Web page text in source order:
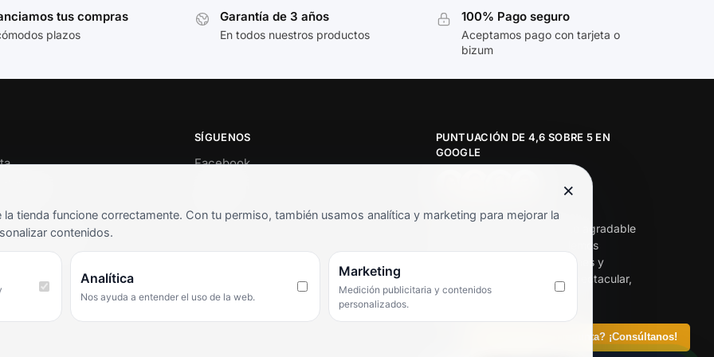
¿Tienes alguna pregunta? ¡Consúltanos!
tus compras
plazos
Garantía de 3 años
En todos nuestros productos
100% Pago seguro
Aceptamos pago con tarjeta o
bizum
cliente
y condiciones
frecuentes
SÍGUENOS
Facebook
PUNTUACIÓN DE 4,6 SOBRE 5 EN
GOOGLE
★★★★★
«Servicio de calidad y trato agradable
con precios excelentes. Hemos
comprado en varias ocasiones y
siempre dan respuesta. Espectacular,
servicio de 10.»
×
tienda funcione correctamente. Con tu permiso, también usamos analítica y marketing para mejorar la
contenidos.
Analítica
Nos ayuda a entender el uso de la web.
Marketing
Medición publicitaria y contenidos
personalizados.